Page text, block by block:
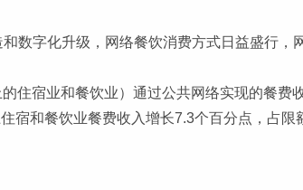
数字化升级，网络餐饮消费方式日益盛行，
住宿业和餐饮业）通过公共网络实现的餐费
宿和餐饮业餐费收入增长7.3个百分点，占限